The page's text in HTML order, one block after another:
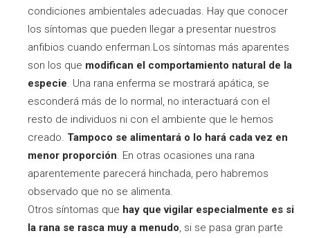
condiciones ambientales adecuadas. Hay que conocer
los síntomas que pueden llegar a presentar nuestros
anfibios cuando enferman.Los síntomas más aparentes
son los que modifican el comportamiento natural de la
especie. Una rana enferma se mostrará apática, se
esconderá más de lo normal, no interactuará con el
resto de individuos ni con el ambiente que le hemos
creado. Tampoco se alimentará o lo hará cada vez en
menor proporción. En otras ocasiones una rana
aparentemente parecerá hinchada, pero habremos
observado que no se alimenta.
Otros síntomas que hay que vigilar especialmente es si
la rana se rasca muy a menudo, si se pasa gran parte